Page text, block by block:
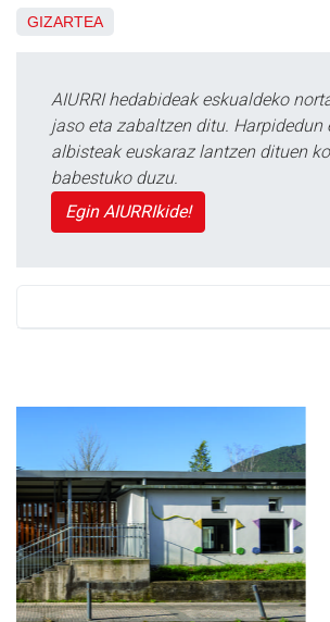
GIZARTEA
AIURRI hedabideak eskualdeko
jaso eta zabaltzen ditu. Harpidedun
albisteak euskaraz lantzen dituen
babestuko duzu.
Egin AIURRIkide!